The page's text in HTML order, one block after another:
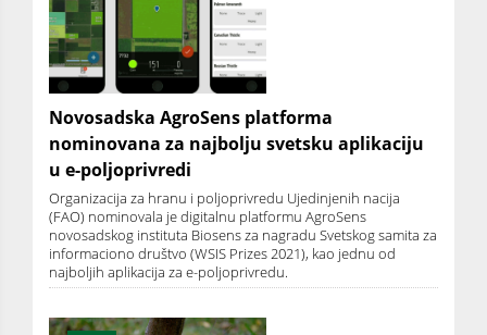
Novosadska AgroSens platforma
nominovana za najbolju svetsku aplikaciju
u e-poljoprivredi
Organizacija za hranu i poljoprivredu Ujedinjenih nacija
(FAO) nominovala je digitalnu platformu AgroSens
novosadskog instituta Biosens za nagradu Svetskog samita za
informaciono društvo (WSIS Prizes 2021), kao jednu od
najboljih aplikacija za e-poljoprivredu.